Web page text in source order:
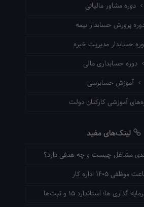
دوره مشاور مالیاتی
پرورش حسابدار بیمه
حسابدار مدیریت خبره
دوره حسابداری مالی
آموزش حسابرسی
آموزشی کارکنان دولت
لینک‌های مفید
مشاغل چیست و چه هدفی دارد؟
موظفی ۱۴۰۵ اداره کار
گذاری ها؛ استاندارد ۱۵ و ثبت‌ها